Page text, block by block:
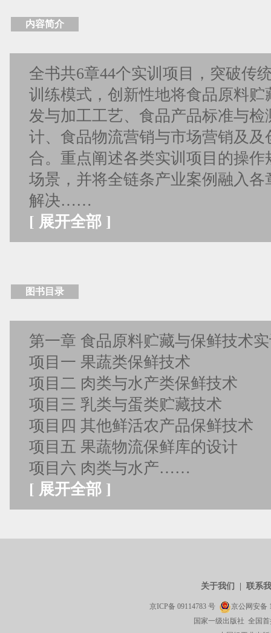
内容简介
全书共6章44个实训项目，突破传
训练模式，创新性地将食品原料
发与加工工艺、食品产品标准与
计、食品物流营销与市场营销及
合。重点阐述各类实训项目的操
场景，并将全链条产业案例融入
解决……
[ 展开全部 ]
图书目录
第一章 食品原料贮藏与保鲜技术
项目一 果蔬类保鲜技术
项目二 肉类与水产类保鲜技术
项目三 乳类与蛋类贮藏技术
项目四 其他鲜活农产品保鲜技术
项目五 果蔬物流保鲜库的设计
项目六 肉类与水产……
[ 展开全部 ]
关于我们 联系
京ICP备 09114783 号 京公网安备
国家一级出版社 全国